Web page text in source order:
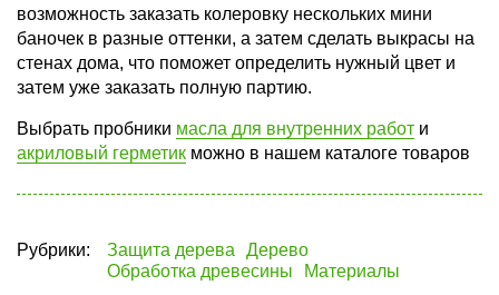
возможность заказать колеровку нескольких мини
баночек в разные оттенки, а затем сделать выкрасы на
стенах дома, что поможет определить нужный цвет и
затем уже заказать полную партию.
Выбрать пробники масла для внутренних работ и
акриловый герметик можно в нашем каталоге товаров
Рубрики: Защита дерева
Дерево
Обработка древесины
Материалы